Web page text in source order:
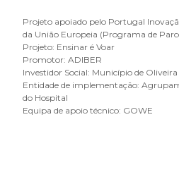
Projeto apoiado pelo Portugal
da União Europeia (Programa de
Projeto: Ensinar é Voar
Promotor: ADIBER
Investidor Social: Município de
Entidade de implementação:
do Hospital
Equipa de apoio técnico: GOWE